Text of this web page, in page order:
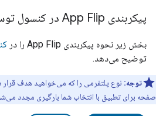
پیکربندی App Flip در کنسول توسعه‌دهندگان
بخش زیر نحوه پیکربندی App Flip را در
توضیح می‌دهد.
توجه: نوع پلتفرمی را که می‌خواهید هدف قرار
صفحه برای تطبیق با انتخاب شما بارگیری مجدد